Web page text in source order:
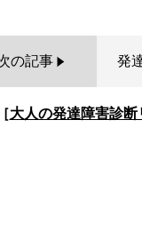
の記事 発
大人の発達障害診断